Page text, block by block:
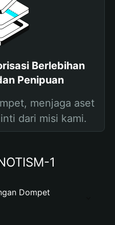
Berlebihan
Penipuan
menjaga aset
dari misi kami.
1
Dompet